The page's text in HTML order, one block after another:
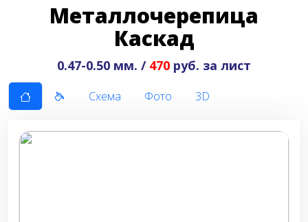
Металлочерепица
Каскад
0.47-0.50 мм. / 470 руб. за лист
Схема Фото 3D